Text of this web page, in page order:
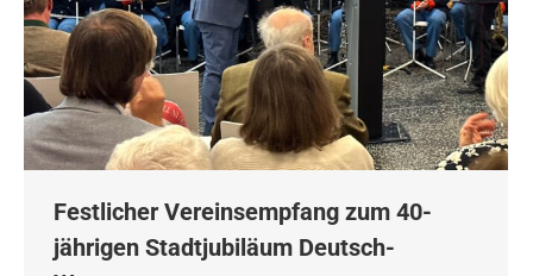
Festlicher Vereinsempfang zum 40-
jährigen Stadtjubiläum Deutsch-